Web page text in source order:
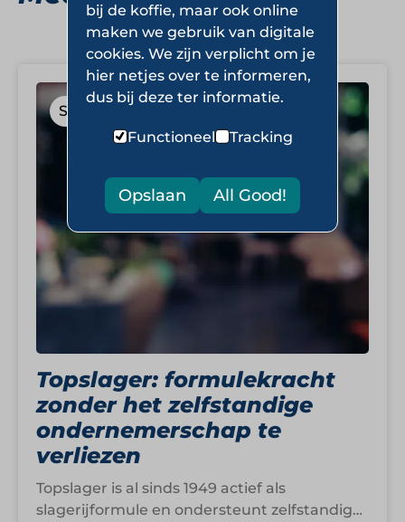
Slagerijen
Topslager: formulekracht
zonder het zelfstandige
ondernemerschap te
verliezen
Topslager is al sinds 1949 actief als
slagerijformule en ondersteunt zelfstandige
bij de koffie, maar ook online
maken we gebruik van digitale
cookies. We zijn verplicht om je
hier netjes over te informeren,
dus bij deze ter informatie.
Functioneel Tracking
Opslaan All Good!